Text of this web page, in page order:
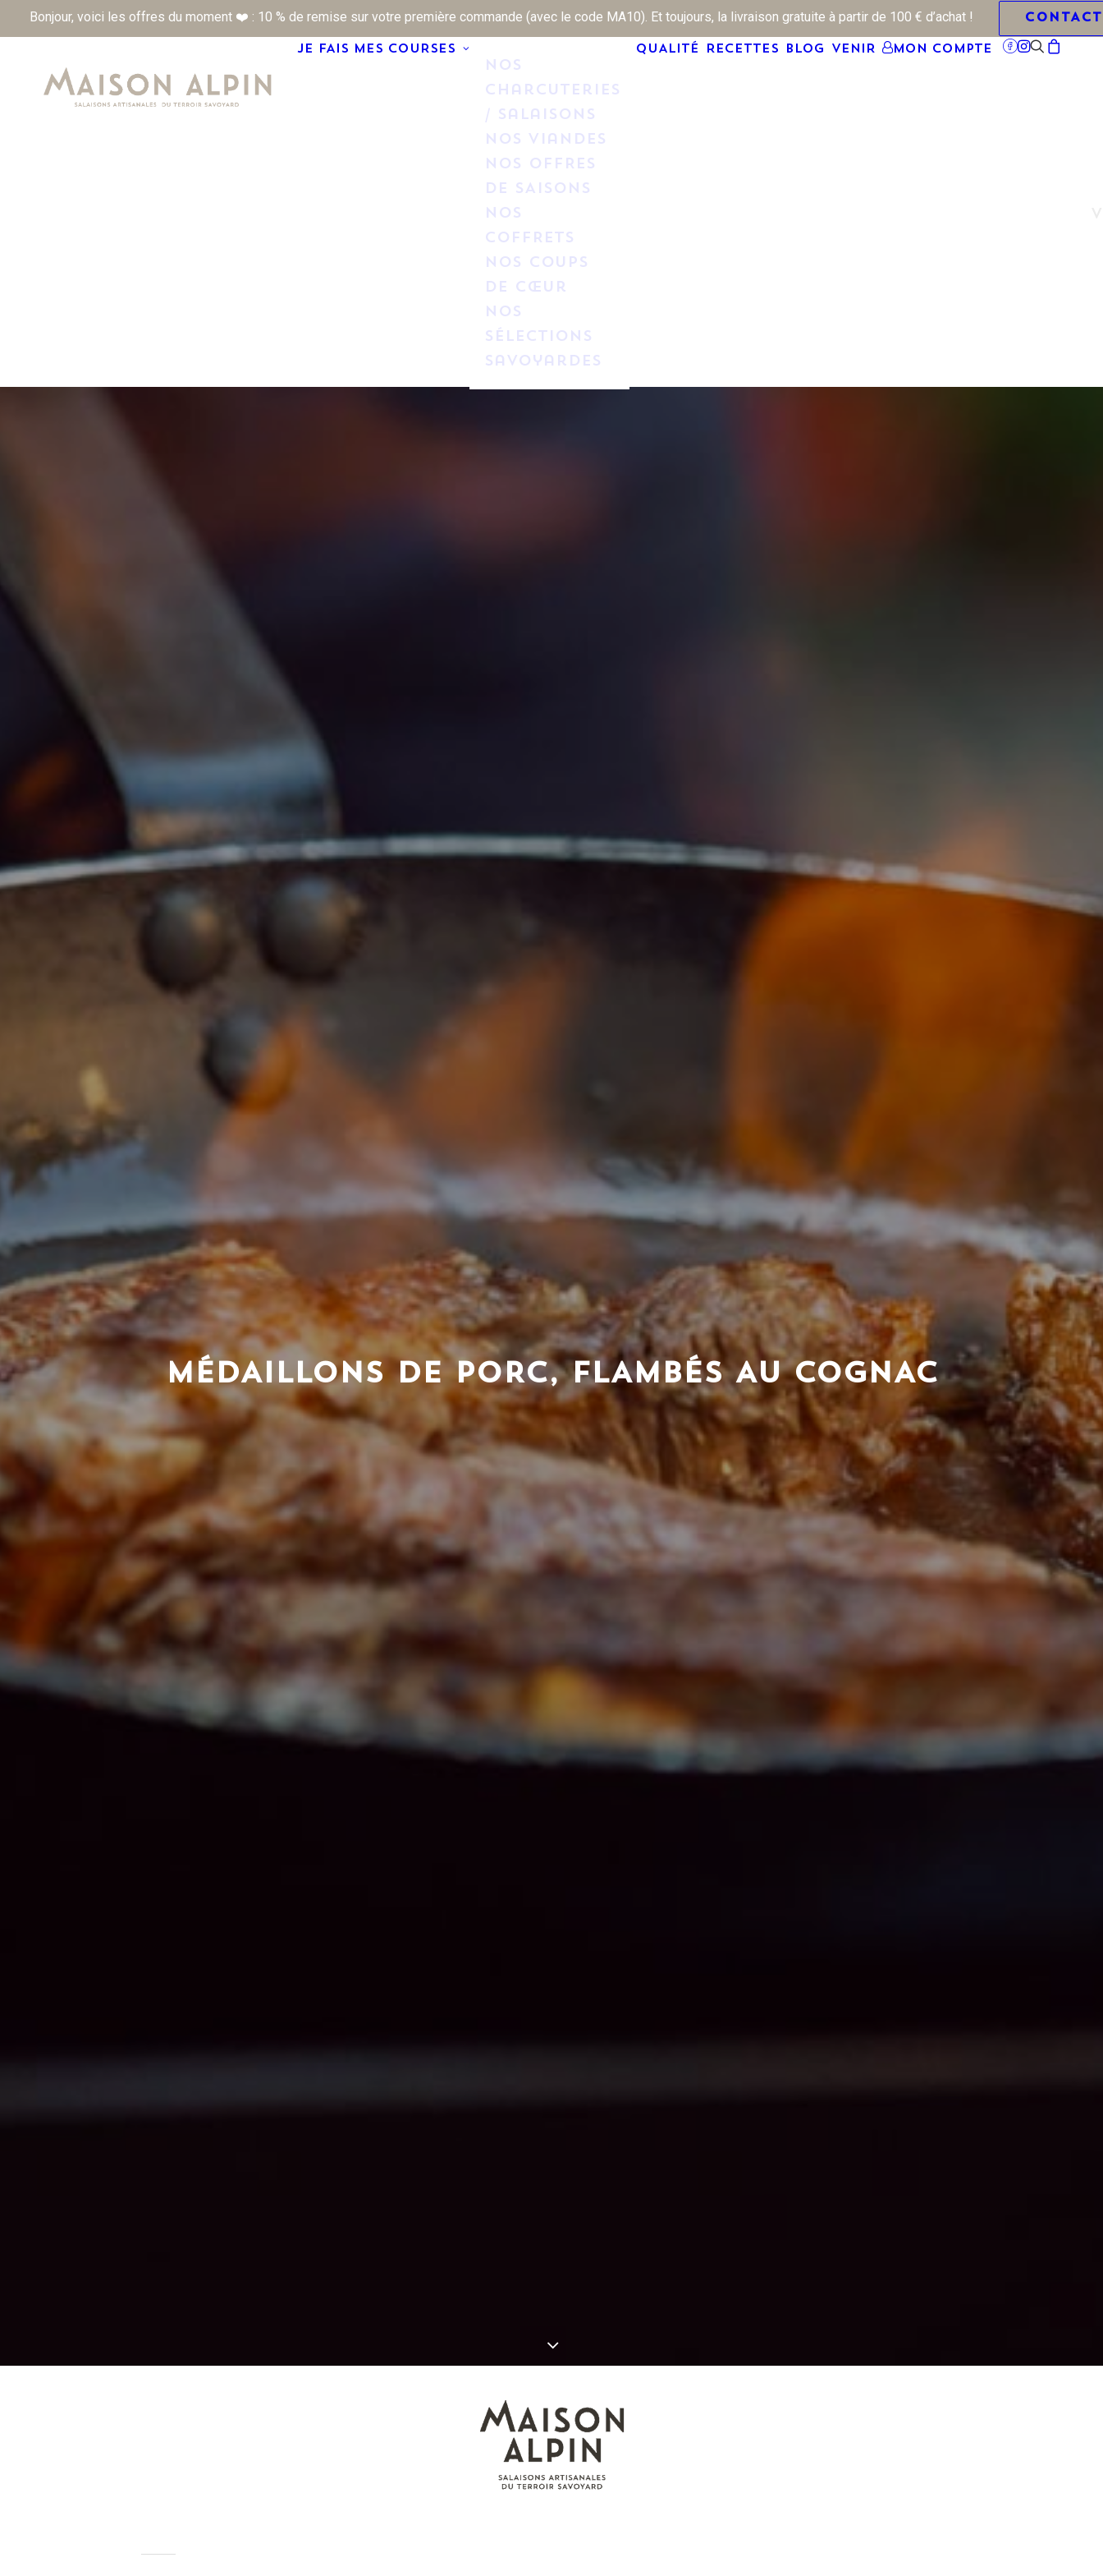
Bonjour, voici les offres du moment ❤️ : 10 % de remise sur votre première commande (avec le code MA10). Et toujours, la livraison gratuite à partir de 100 € d’achat ! CONTACT
JE FAIS MES COURSES
Nos
Charcuteries
/ Salaisons
Nos Viandes
NOS OFFRES
DE SAISONS
NOS
COFFRETS
Nos Coups
de cœur
Nos
Sélections
savoyardes
QUALITÉ RECETTES BLOG VENIR Mon Compte
MÉDAILLONS DE PORC, FLAMBÉS AU COGNAC